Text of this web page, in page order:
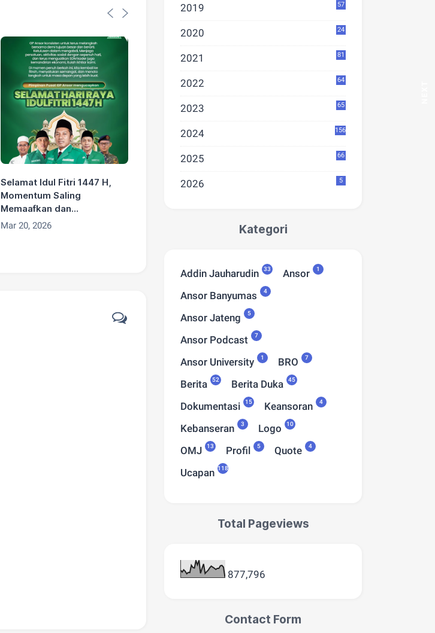
Selamat Idul Fitri 1447 H,
Momentum Saling
Memaafkan dan
Menguatkan
Mar 20, 2026
Selamat Memperingati Hari
Selamat Hari Tani Nasional
Indonesia
Sept 24, 2025
2019 57
2020 24
2021 81
2022 64
2023 65
2024 156
2025 66
2026 5
Kategori
Addin Jauharudin 33 Ansor 1
Ansor Banyumas 4
Ansor Jateng 5
Ansor Podcast 7
Ansor University 1 BRO 7
Berita 52 Berita Duka 45
Dokumentasi 15 Keansoran 4
Kebanseran 3 Logo 10
OMJ 13 Profil 5 Quote 4
Ucapan 118
Total Pageviews
877,796
Contact Form